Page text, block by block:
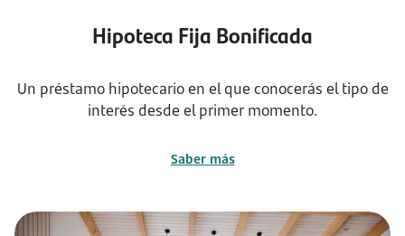
Hipoteca Fija Bonificada
Un préstamo hipotecario en el que conocerás el tipo de
interés desde el primer momento.
Saber más